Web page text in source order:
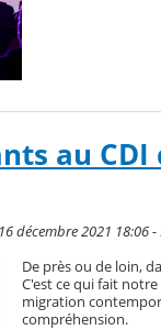
au
décembre 2021 18:06
De près ou de loin,
C'est ce qui fait
migration
compréhension.